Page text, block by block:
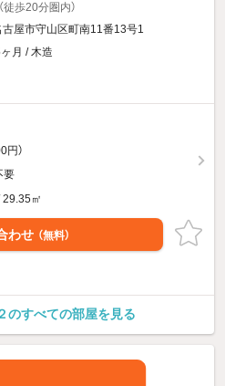
徒歩20分圏内）
古屋市守山区町南11番13号1
月 / 木造
円）
要
㎡
わせ （無料）
のすべての部屋を見る